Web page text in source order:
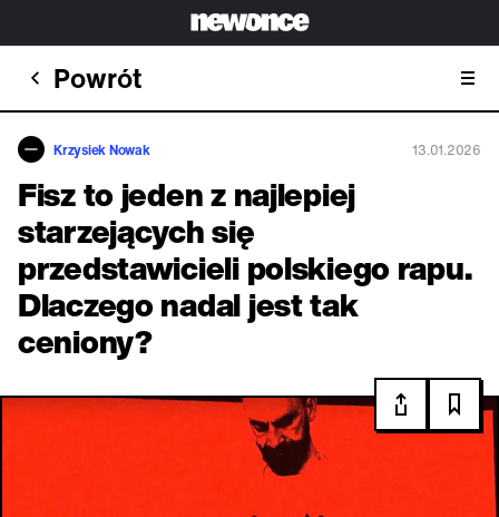
Powrót
Krzysiek Nowak 13.01.2026
Fisz to jeden z najlepiej
starzejących się
przedstawicieli polskiego rapu.
Dlaczego nadal jest tak
ceniony?